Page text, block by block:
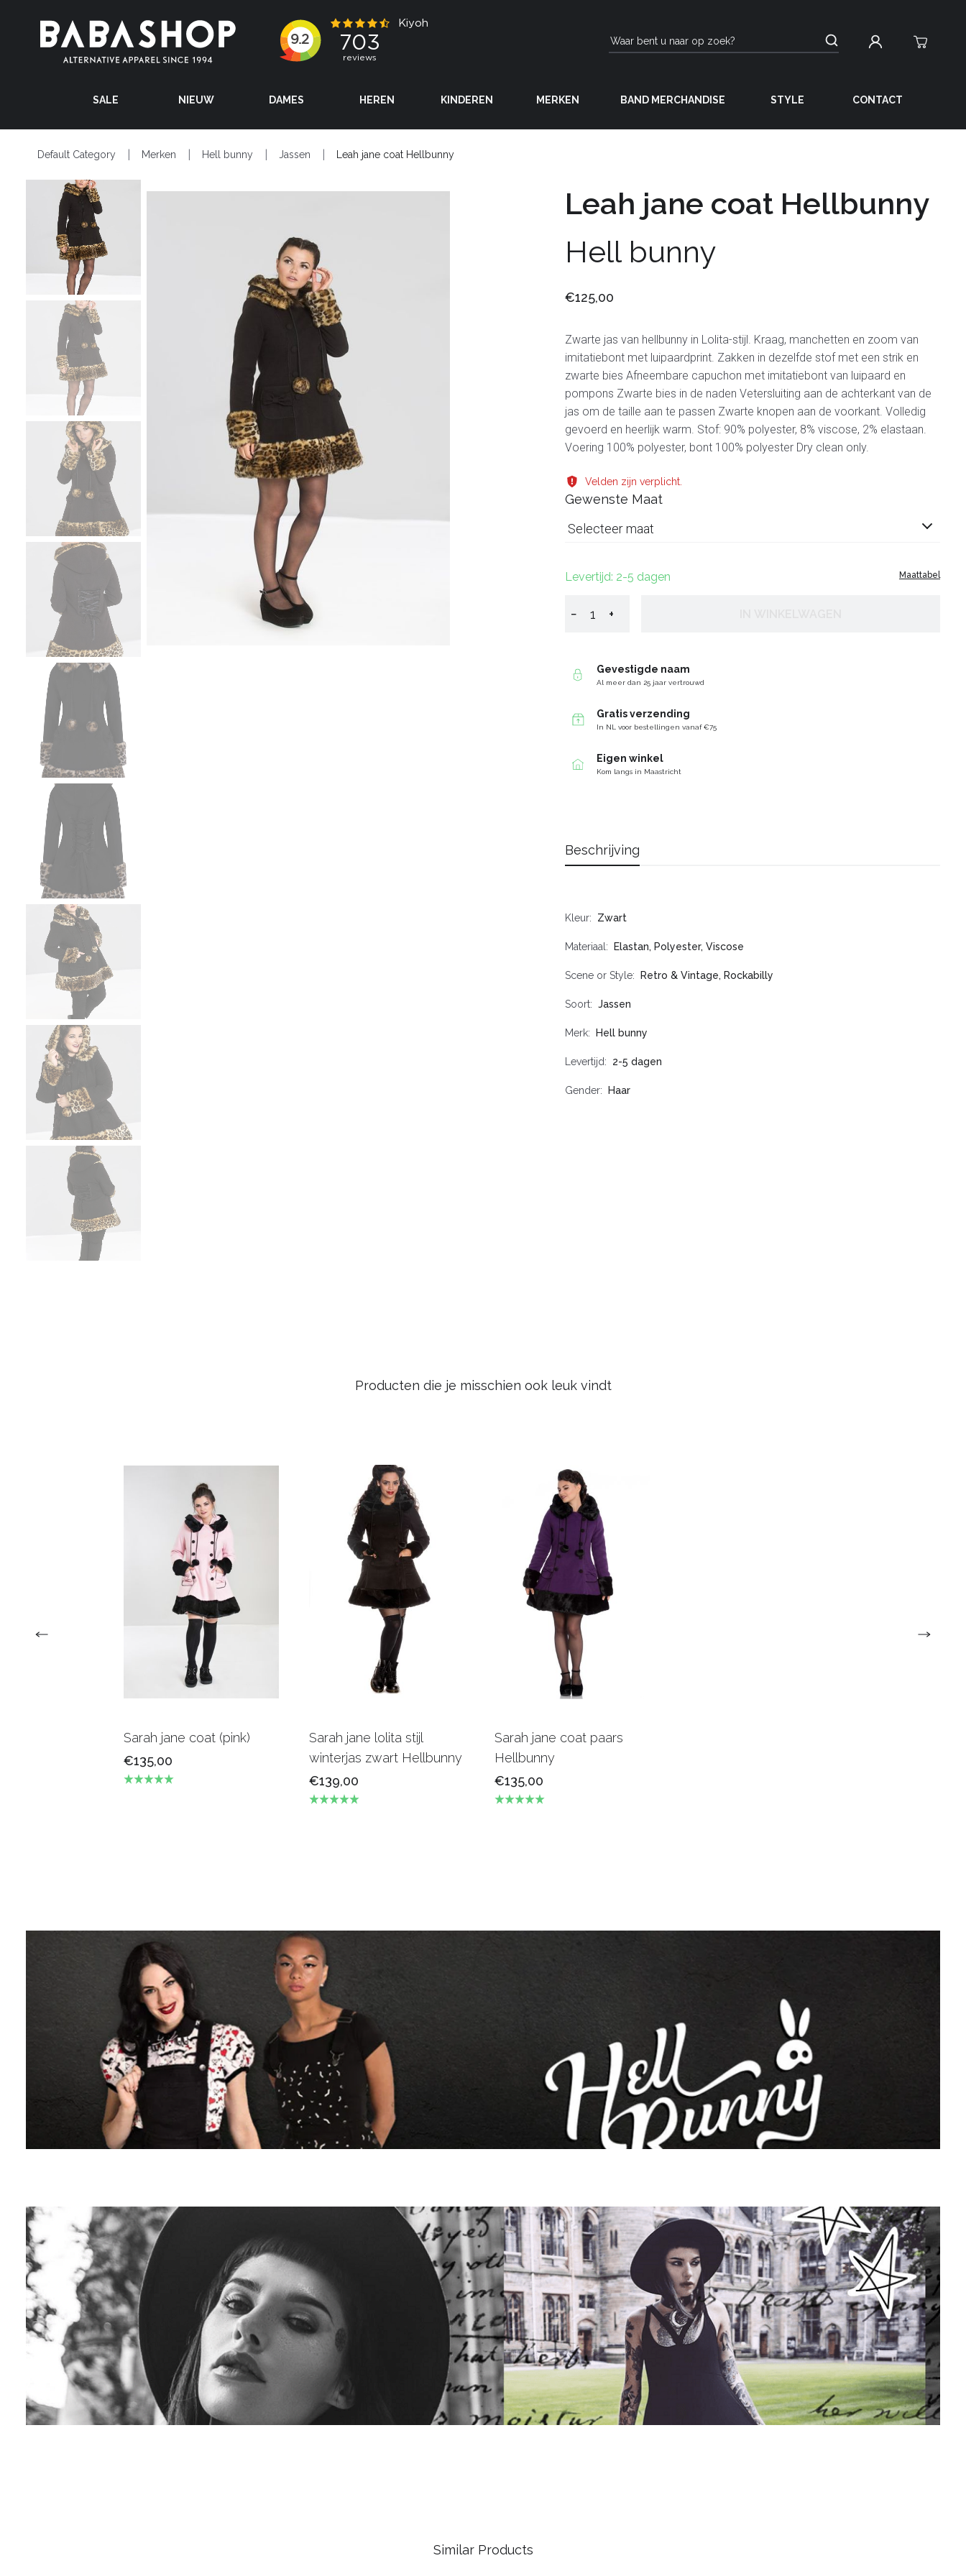
SALE NIEUW DAMES HEREN KINDEREN MERKEN BAND MERCHANDISE STYLE CONTACT
Default Category Merken Hell bunny Jassen Leah jane coat Hellbunny
Leah jane coat Hellbunny
Hell bunny
€125,00
Zwarte jas van hellbunny in Lolita-stijl. Kraag, manchetten en zoom van
imitatiebont met luipaardprint. Zakken in dezelfde stof met een strik en
zwarte bies Afneembare capuchon met imitatiebont van luipaard en
pompons Zwarte bies in de naden Vetersluiting aan de achterkant van de
jas om de taille aan te passen Zwarte knopen aan de voorkant. Volledig
gevoerd en heerlijk warm. Stof: 90% polyester, 8% viscose, 2% elastaan.
Voering 100% polyester, bont 100% polyester Dry clean only.
Velden zijn verplicht.
Gewenste Maat
Selecteer maat
Maattabel
Levertijd: 2-5 dagen
− +
Gevestigde naam
Al meer dan 25 jaar vertrouwd
Gratis verzending
In NL voor bestellingen vanaf €75
Eigen winkel
Kom langs in Maastricht
Beschrijving
Kleur Zwart
Materiaal Elastan, Polyester, Viscose
Scene or Style Retro & Vintage, Rockabilly
Soort Jassen
Merk Hell bunny
Levertijd 2-5 dagen
Gender Haar
Producten die je misschien ook leuk vindt
Sarah jane coat (pink)
€135,00
Sarah jane lolita stijl
winterjas zwart Hellbunny
€139,00
Sarah jane coat paars
Hellbunny
€135,00
Similar Products